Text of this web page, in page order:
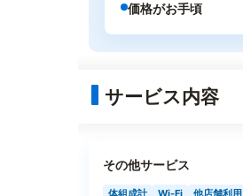
価格がお手頃
サービス内容
その他サービス
体組成計 Wi-Fi 他店舗利用